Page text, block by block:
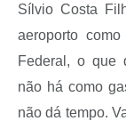
Sílvio Costa
aeroporto
Federal, o que
não há como
não dá tempo.